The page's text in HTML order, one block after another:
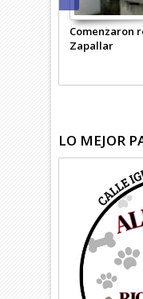
Comenzaron
Zapallar
LO MEJOR